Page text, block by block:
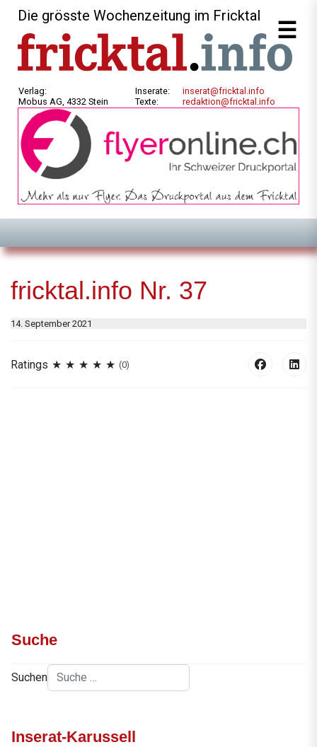
Die grösste Wochenzeitung im Fricktal
Verlag:
Mobus AG, 4332 Stein
Inserate:
Texte:
inserat@fricktal.info
redaktion@fricktal.info
fricktal.info Nr. 37
14. September 2021
Ratings (0)
Suche
Suchen
Inserat-Karussell